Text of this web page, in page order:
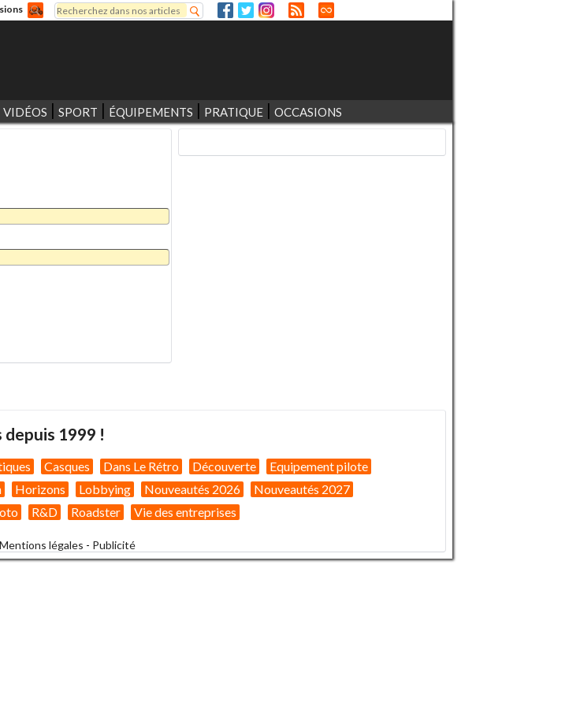
Formulaire de recherche
Rechercher
VIDÉOS SPORT ÉQUIPEMENTS PRATIQUE OCCASIONS
1999 !
Casques Dans Le Rétro Découverte
Equipement pilote
Horizons Lobbying Nouveautés 2026
Nouveautés 2027
R&D Roadster Vie des entreprises
Mentions légales - Publicité